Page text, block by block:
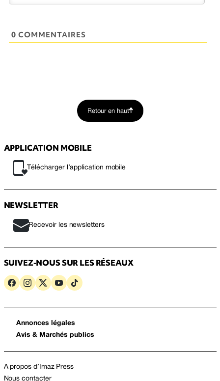
0 COMMENTAIRES
Retour en haut
APPLICATION MOBILE
Télécharger l’application mobile
NEWSLETTER
Recevoir les newsletters
SUIVEZ-NOUS SUR LES RÉSEAUX
Annonces légales
Avis & Marchés publics
A propos d’Imaz Press
Nous contacter